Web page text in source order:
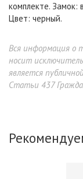
комплекте. Замок:
Цвет: черный.
Вся информация о
носит
является
Статьи 437